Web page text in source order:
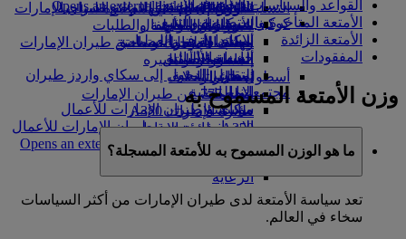
تناول الطعام في الدرجة السياحية
الممتازة
وجبات الدرجة السياحية
المشروبات
أسطول طائراتنا
بوينج 777
طائرة الإمارات A380
A350 طائرة الإمارات
الإمارات للطيران الخاص
توزيع المقاعد
السوق الحرة
متجرنا الرسمي
التسلية للأطفال
الترفيه عن الأطفال
ألعاب الأطفال
أنشطة للأطفال
in a new tab
كوكبنا
الاستدامة في العمليات
السياسة البيئية
التقارير البيئية
مجتمعاتنا المحلية
مؤسسة طيران الإمارات للأعمال
الإنسانيةمؤسسة طيران الإمارات للأعمال
الإنسانية Opens an external link in a new
tab
الرعاية
Opens an external link in a new tab
شركاؤنا
سكاي واردز رايل
حاسبة الأميال
تسجيل الدخول إلى سكاي واردز طيران
الإمارات
سكاي واردز+
السفر لأصحاب الهمم مع طيران الإمارات
المساعدة الخاصة والطلبات
تجربتكم على متن الطائرة
الأدوات والموارد
الهاتف المتحرك وتطبيق طيران الإمارات
إلغاء حجز أو تغييره
تعطل الرحلات
معلومات عن طيران الإمارات
القواعد والسياسات الخاصة بالأمتعة
الأمتعة المتأخرة والمتضررة والتتبع
الأمتعة الزائدة
المفقودات
وزن الأمتعة المسموح به
ما هو الوزن المسموح به للأمتعة المسجلة؟
تعد سياسة الأمتعة لدى طيران الإمارات من أكثر السياسات
سخاء في العالم.